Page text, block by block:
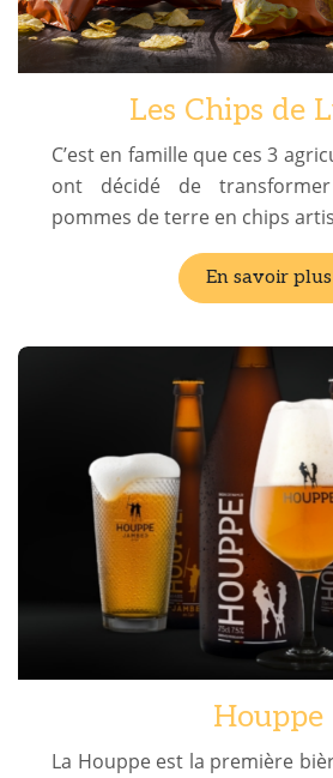
Les Chips de
C’est en famille que ces 3
ont décidé de
pommes de terre en chips
En savoir plus
Houppe
La Houppe est la première